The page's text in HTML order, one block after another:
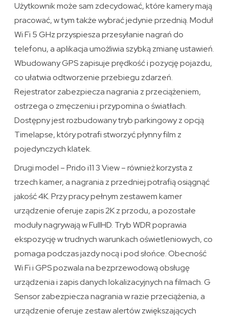
Użytkownik może sam zdecydować, które kamery mają
pracować, w tym także wybrać jedynie przednią. Moduł
Wi Fi 5 GHz przyspiesza przesyłanie nagrań do
telefonu, a aplikacja umożliwia szybką zmianę ustawień.
Wbudowany GPS zapisuje prędkość i pozycję pojazdu,
co ułatwia odtworzenie przebiegu zdarzeń.
Rejestrator zabezpiecza nagrania z przeciążeniem,
ostrzega o zmęczeniu i przypomina o światłach.
Dostępny jest rozbudowany tryb parkingowy z opcją
Timelapse, który potrafi stworzyć płynny film z
pojedynczych klatek.
Drugi model – Prido i11 3 View – również korzysta z
trzech kamer, a nagrania z przedniej potrafią osiągnąć
jakość 4K. Przy pracy pełnym zestawem kamer
urządzenie oferuje zapis 2K z przodu, a pozostałe
moduły nagrywają w FullHD. Tryb WDR poprawia
ekspozycję w trudnych warunkach oświetleniowych, co
pomaga podczas jazdy nocą i pod słońce. Obecność
Wi Fi i GPS pozwala na bezprzewodową obsługę
urządzenia i zapis danych lokalizacyjnych na filmach. G
Sensor zabezpiecza nagrania w razie przeciążenia, a
urządzenie oferuje zestaw alertów zwiększających